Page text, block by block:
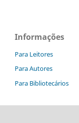
Informações
Para Leitores
Para Autores
Para Bibliotecários